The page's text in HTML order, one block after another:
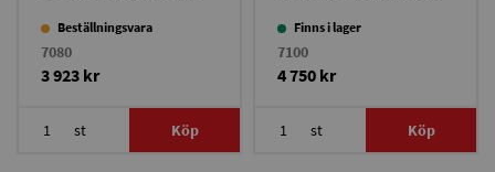
Beställningsvara
7080
3 923 kr
st Köp
Finns i lager
7100
4 750 kr
st Köp